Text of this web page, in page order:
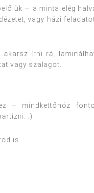
— a minta elég
vagy házi
írni rá,
vagy szalagot.
— mindkettőhöz
:)
is.